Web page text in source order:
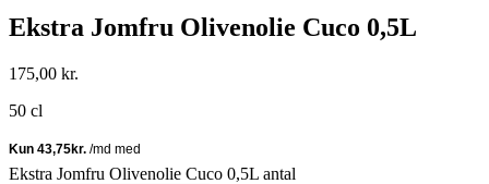
Ekstra Jomfru Olivenolie Cuco 0,5L
175,00 kr.
50 cl
Ekstra Jomfru Olivenolie Cuco 0,5L antal